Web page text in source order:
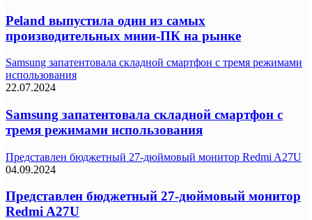
Peland выпустила один из самых
производительных мини-ПК на рынке
Samsung запатентовала складной смартфон с тремя режимами
использования
22.07.2024
Samsung запатентовала складной смартфон с
тремя режимами использования
Представлен бюджетный 27-дюймовый монитор Redmi A27U
04.09.2024
Представлен бюджетный 27-дюймовый монитор
Redmi A27U